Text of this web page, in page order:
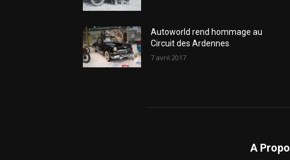
Autoworld rend hommage au
Circuit des Ardennes
7 avril 2017
A